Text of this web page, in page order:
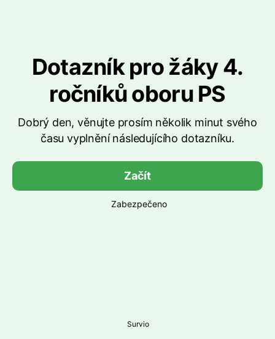
Dotazník pro žáky 4.
ročníků oboru PS
Dobrý den, věnujte prosím několik minut svého
času vyplnění následujícího dotazníku.
Začít
Zabezpečeno
Survio